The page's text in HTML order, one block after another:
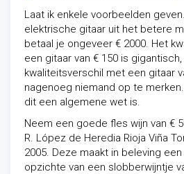
Laat ik enkele voorbeelden
elektrische gitaar uit het betere
betaal je ongeveer € 2000. Het
een gitaar van € 150 is
kwaliteitsverschil met een gitaar
nagenoeg niemand op te
dit een algemene wet is.
Neem een goede fles wijn van €
R. López de Heredia Rioja Viña
2005. Deze maakt in beleving
opzichte van een slobberwijntje